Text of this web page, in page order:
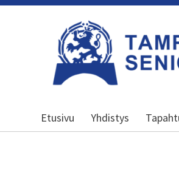
Kansallinen
Etusivu Yhdistys